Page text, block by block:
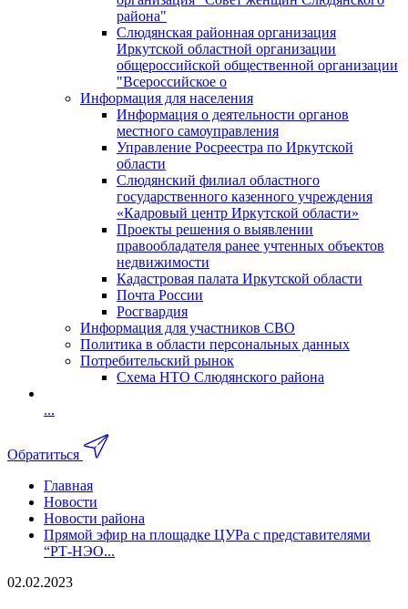
района"
Слюдянская районная организация
Иркутской областной организации
общероссийской общественной организации
"Всероссийское о
Информация для населения
Информация о деятельности органов
местного самоуправления
Управление Росреестра по Иркутской
области
Слюдянский филиал областного
государственного казенного учреждения
«Кадровый центр Иркутской области»
Проекты решения о выявлении
правообладателя ранее учтенных объектов
недвижимости
Кадастровая палата Иркутской области
Почта России
Росгвардия
Информация для участников СВО
Политика в области персональных данных
Потребительский рынок
Схема НТО Слюдянского района
...
Обратиться
Главная
Новости
Новости района
Прямой эфир на площадке ЦУРа с представителями
“РТ-НЭО...
02.02.2023